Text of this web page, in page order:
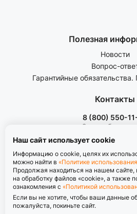
Полезная
Новости
Вопрос-
Гарантийные обязательства.
Контакты
8 (800) 550-
Звонок
пн-пт с 8.00 до
Политика обработки
Политика использования
Наш сайт использует cookie
Информацию о cookie, целях их
можно найти в «Политике
Продолжая находиться на нашем
на обработку файлов «cookie», а также
ознакомления с «Политикой
Если вы не хотите, чтобы ваши данные
пожалуйста, покиньте сайт.